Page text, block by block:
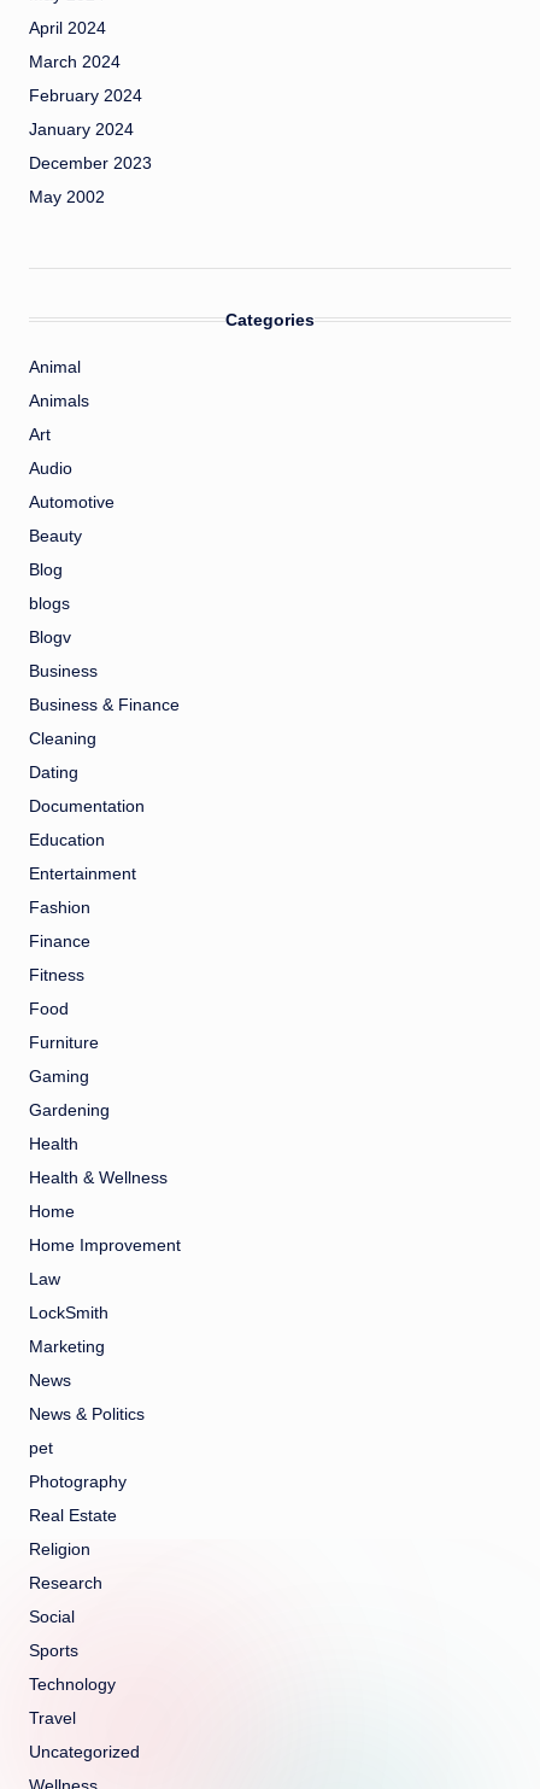
April 2024
March 2024
February 2024
January 2024
December 2023
May 2002
Categories
Animal
Animals
Art
Audio
Automotive
Beauty
Blog
blogs
Blogv
Business
Business & Finance
Cleaning
Dating
Documentation
Education
Entertainment
Fashion
Finance
Fitness
Food
Furniture
Gaming
Gardening
Health
Health & Wellness
Home
Home Improvement
Law
LockSmith
Marketing
News
News & Politics
pet
Photography
Real Estate
Religion
Research
Social
Sports
Technology
Travel
Uncategorized